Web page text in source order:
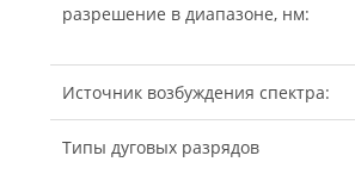
разрешение в диапазоне, нм:
Источник возбуждения спектра:
Типы дуговых разрядов